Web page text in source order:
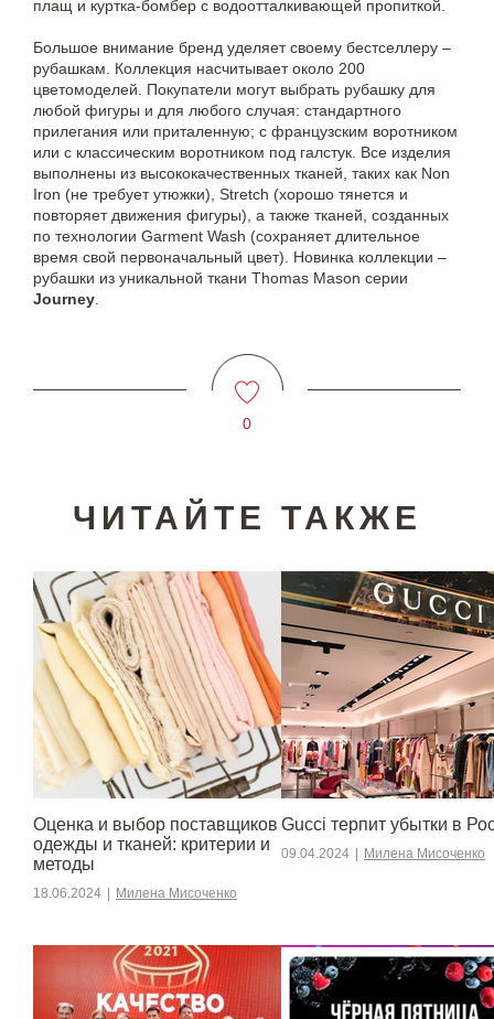
плащ и куртка-бомбер с водоотталкивающей пропиткой.
Большое внимание бренд уделяет своему бестселлеру –
рубашкам. Коллекция насчитывает около 200
цветомоделей. Покупатели могут выбрать рубашку для
любой фигуры и для любого случая: стандартного
прилегания или приталенную; с французским воротником
или с классическим воротником под галстук. Все изделия
выполнены из высококачественных тканей, таких как Non
Iron (не требует утюжки), Stretch (хорошо тянется и
повторяет движения фигуры), а также тканей, созданных
по технологии Garment Wash (сохраняет длительное
время свой первоначальный цвет). Новинка коллекции –
рубашки из уникальной ткани Thomas Mason серии
Journey.
0
ЧИТАЙТЕ ТАКЖЕ
Оценка и выбор поставщиков
одежды и тканей: критерии и
методы
18.06.2024 Милена Мисоченко
Gucci терпит убытки в
09.04.2024 Милена Мисоченко